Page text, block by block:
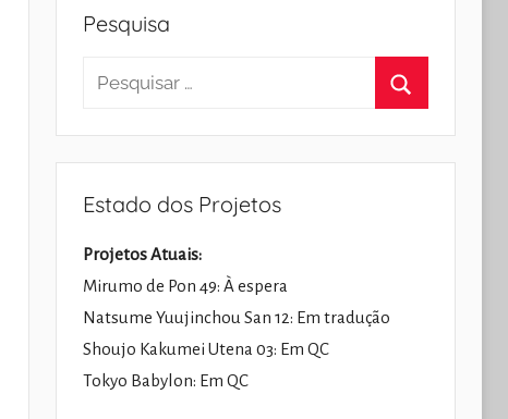
Pesquisa
Pesquisar
Estado dos Projetos
Projetos Atuais:
Mirumo de Pon 49: À espera
Natsume Yuujinchou San 12: Em tradução
Shoujo Kakumei Utena 03: Em QC
Tokyo Babylon: Em QC